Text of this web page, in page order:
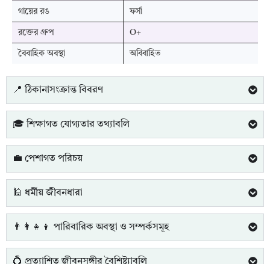
গায়ের রঙ ফর্সা
রক্তের গ্রুপ O+
বৈবাহিক অবস্থা অবিবাহিত
📍 ঠিকানাসংক্রান্ত বিবরণ
🎓 শিক্ষাগত যোগ্যতার তথ্যাবলি
💼 পেশাগত পরিচয়
🕌 ধর্মীয় জীবনধারা
👨‍👩‍👧‍👦 পারিবারিক অবস্থা ও সম্পর্কসমূহ
💍 প্রত্যাশিত জীবনসঙ্গীর বৈশিষ্ট্যাবলি